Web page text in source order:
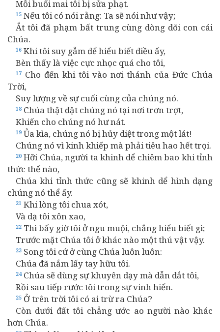
Mỗi buổi mai tôi bị sửa phạt.
15 Nếu tôi có nói rằng: Ta sẽ nói như vậy;
Ắt tôi đã phạm bất trung cùng dòng dõi con cái
Chúa.
16 Khi tôi suy gẫm để hiểu biết điều ấy,
Bèn thấy là việc cực nhọc quá cho tôi,
17 Cho đến khi tôi vào nơi thánh của Đức Chúa
Trời,
Suy lượng về sự cuối cùng của chúng nó.
18 Chúa thật đặt chúng nó tại nơi trơn trợt,
Khiến cho chúng nó hư nát.
19 Ủa kìa, chúng nó bị hủy diệt trong một lát!
Chúng nó vì kinh khiếp mà phải tiêu hao hết trọi.
20 Hỡi Chúa, người ta khinh dể chiêm bao khi tỉnh
thức thể nào,
Chúa khi tỉnh thức cũng sẽ khinh dể hình dạng
chúng nó thể ấy.
21 Khi lòng tôi chua xót,
Và dạ tôi xôn xao,
22 Thì bấy giờ tôi ở ngu muội, chẳng hiểu biết gì;
Trước mặt Chúa tôi ở khác nào một thú vật vậy.
23 Song tôi cứ ở cùng Chúa luôn luôn:
Chúa đã nắm lấy tay hữu tôi.
24Chúa sẽ dùng sự khuyên dạy mà dẫn dắt tôi,
Rồi sau tiếp rước tôi trong sự vinh hiển.
25 Ở trên trời tôi có ai trừ ra Chúa?
Còn dưới đất tôi chẳng ước ao người nào khác
hơn Chúa.